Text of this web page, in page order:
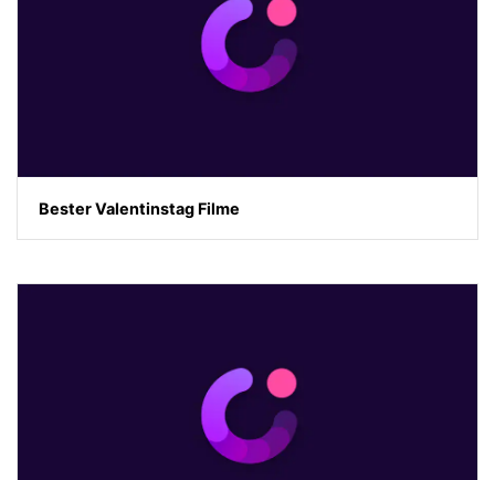
Bester Valentinstag Filme